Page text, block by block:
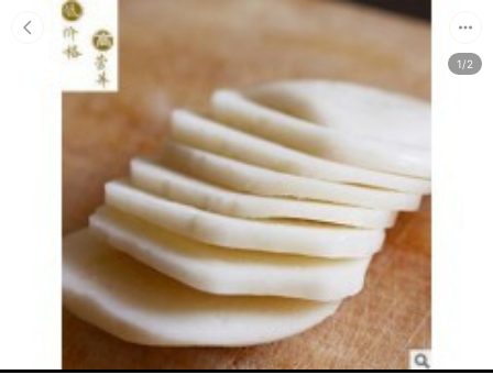
1/2